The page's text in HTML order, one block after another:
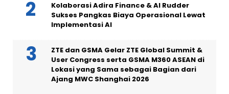
Kolaborasi Adira Finance & AI Rudder
Sukses Pangkas Biaya Operasional Lewat
Implementasi AI
ZTE dan GSMA Gelar ZTE Global Summit &
User Congress serta GSMA M360 ASEAN di
Lokasi yang Sama sebagai Bagian dari
Ajang MWC Shanghai 2026